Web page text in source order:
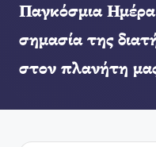
Παγκόσμια
σημασία της
στον πλανήτη